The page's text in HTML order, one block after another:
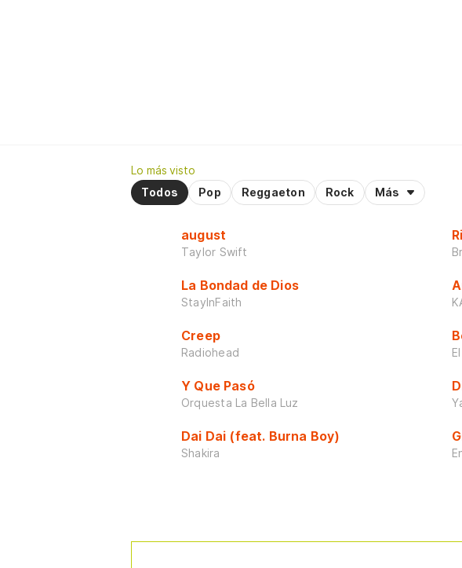
Lo más visto
Todos
Pop Reggaeton Rock Más
august
Taylor Swift
La Bondad de Dios
StayInFaith
Creep
Radiohead
Y Que Pasó
Orquesta La Bella Luz
Dai Dai (feat. Burna Boy)
Shakira